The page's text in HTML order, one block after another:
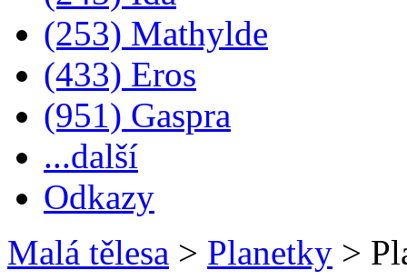
(253) Mathylde
(433) Eros
(951) Gaspra
...další
Odkazy
Malá tělesa > Planetky >